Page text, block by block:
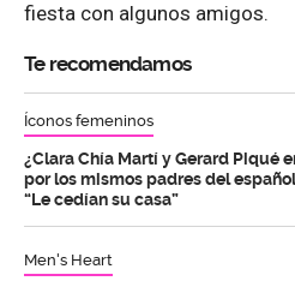
fiesta con algunos amigos.
Te recomendamos
Íconos femeninos
¿Clara Chía Martí y Gerard Piqué
por los mismos padres del
“Le cedían su casa”
Men's Heart